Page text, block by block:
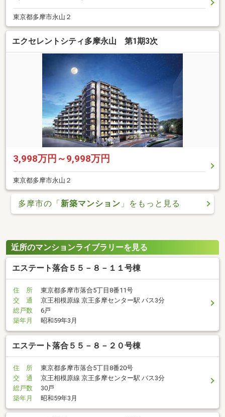
東京都多摩市永山２
エクセレントシティ多摩永山 第1期3次
3,998万円～9,998万円
東京都多摩市永山２
多摩市の「 新築マンション 」をもっと見る
近所のマンションライブラリーを見る
エステート落合５５－８－１１号棟
住 所
東京都多摩市落合5丁目8番11号
交 通
京王相模原線 京王多摩センター駅 バス3分
総戸数
6戸
築年月
昭和59年3月
エステート落合５５－８－２０号棟
住 所
東京都多摩市落合5丁目8番20号
交 通
京王相模原線 京王多摩センター駅 バス3分
総戸数
30戸
築年月
昭和59年3月